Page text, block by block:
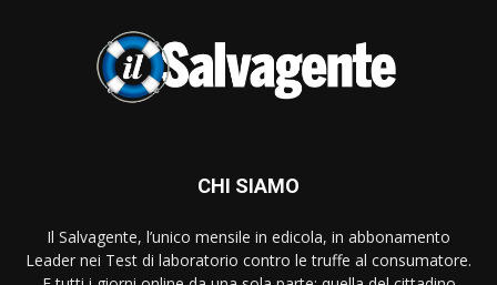
CHI SIAMO
Il Salvagente, l’unico mensile in edicola, in abbonamento
Leader nei Test di laboratorio contro le truffe al consumatore.